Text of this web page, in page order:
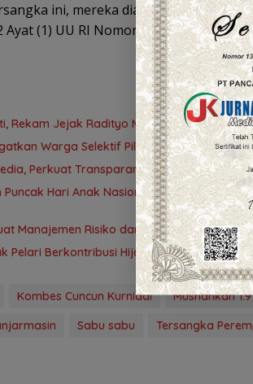
ini, mereka diancam dengan
Ayat (1) UU RI Nomor 35 Tahun 2009
Rekam Jejak Radityo Mengawal
Warga Selektif Pilih Travel Umrah
Perkuat Transparansi
Hari Anak Nasional ke-42 di
Manajemen Risiko dan Pengendalian
Pelari Berkontribusi Hijaukan Tahura Sultan
Kombes Cuncun Kurniadi
Musnahkan
Sabu sabu Tersangka